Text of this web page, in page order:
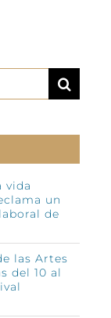
vida
un
de
las Artes
del 10 al